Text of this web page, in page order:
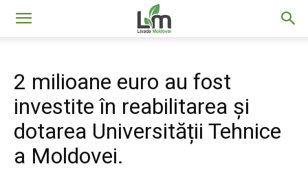
Livada
Moldovei
2 milioane euro au fost
investite în reabilitarea și
dotarea Universității Tehnice
a Moldovei.